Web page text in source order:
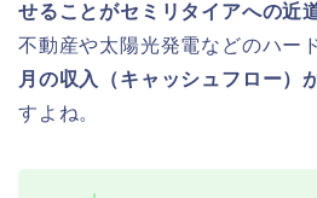
せることがセミリタイアへの近
不動産や太陽光発電などのハー
月の収入（キャッシュフロー）
すよね。